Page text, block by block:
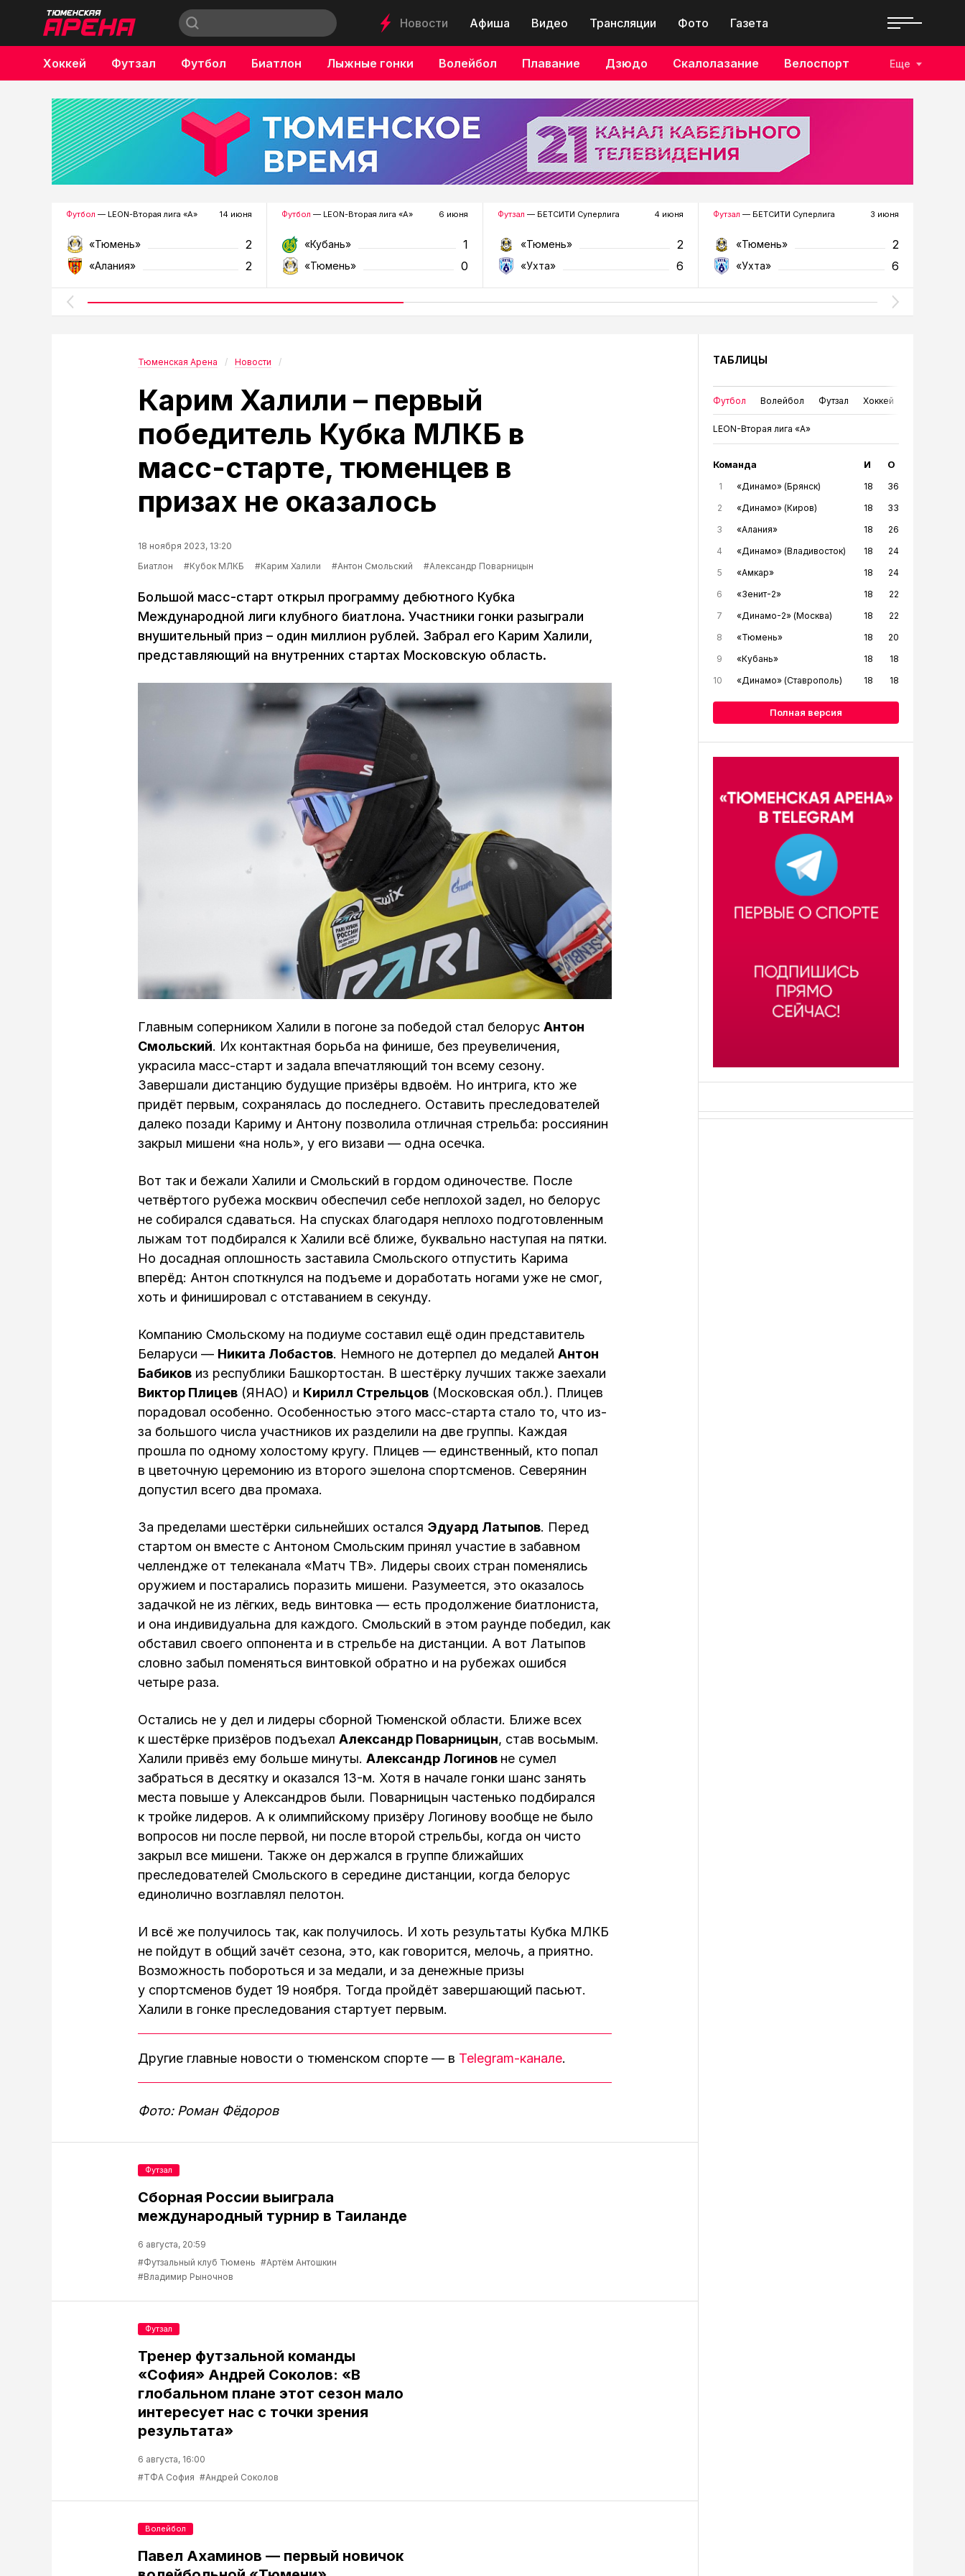
Новости Афиша Видео Трансляции Фото Газета
Хоккей Футзал Футбол Биатлон Лыжные гонки Волейбол Плавание Дзюдо Скалолазание Велоспорт
Бокс
Еще
Футбол — LEON-Вторая лига «А» 14 июня
«Тюмень» 2
«Алания» 2
Футбол — LEON-Вторая лига «А» 6 июня
«Кубань» 1
«Тюмень» 0
Футзал — БЕТСИТИ Суперлига 4 июня
«Тюмень» 2
«Ухта» 6
Футзал — БЕТСИТИ Суперлига 3 июня
«Тюмень» 2
«Ухта» 6
Тюменская Арена Новости
Карим Халили – первый
победитель Кубка МЛКБ в
масс-старте, тюменцев в
призах не оказалось
18 ноября 2023, 13:20
Биатлон
#Кубок МЛКБ #Карим Халили #Антон Смольский #Александр Поварницын
Большой масс-старт открыл программу дебютного Кубка
Международной лиги клубного биатлона. Участники гонки разыграли
внушительный приз – один миллион рублей. Забрал его Карим Халили,
представляющий на внутренних стартах Московскую область.
Главным соперником Халили в погоне за победой стал белорус Антон
Смольский. Их контактная борьба на финише, без преувеличения,
украсила масс-старт и задала впечатляющий тон всему сезону.
Завершали дистанцию будущие призёры вдвоём. Но интрига, кто же
придёт первым, сохранялась до последнего. Оставить преследователей
далеко позади Кариму и Антону позволила отличная стрельба: россиянин
закрыл мишени «на ноль», у его визави — одна осечка.
Вот так и бежали Халили и Смольский в гордом одиночестве. После
четвёртого рубежа москвич обеспечил себе неплохой задел, но белорус
не собирался сдаваться. На спусках благодаря неплохо подготовленным
лыжам тот подбирался к Халили всё ближе, буквально наступая на пятки.
Но досадная оплошность заставила Смольского отпустить Карима
вперёд: Антон споткнулся на подъеме и доработать ногами уже не смог,
хоть и финишировал с отставанием в секунду.
Компанию Смольскому на подиуме составил ещё один представитель
Беларуси — Никита Лобастов. Немного не дотерпел до медалей Антон
Бабиков из республики Башкортостан. В шестёрку лучших также заехали
Виктор Плицев (ЯНАО) и Кирилл Стрельцов (Московская обл.). Плицев
порадовал особенно. Особенностью этого масс-старта стало то, что из-
за большого числа участников их разделили на две группы. Каждая
прошла по одному холостому кругу. Плицев — единственный, кто попал
в цветочную церемонию из второго эшелона спортсменов. Северянин
допустил всего два промаха.
За пределами шестёрки сильнейших остался Эдуард Латыпов. Перед
стартом он вместе с Антоном Смольским принял участие в забавном
челлендже от телеканала «Матч ТВ». Лидеры своих стран поменялись
оружием и постарались поразить мишени. Разумеется, это оказалось
задачкой не из лёгких, ведь винтовка — есть продолжение биатлониста,
и она индивидуальна для каждого. Смольский в этом раунде победил, как
обставил своего оппонента и в стрельбе на дистанции. А вот Латыпов
словно забыл поменяться винтовкой обратно и на рубежах ошибся
четыре раза.
Остались не у дел и лидеры сборной Тюменской области. Ближе всех
к шестёрке призёров подъехал Александр Поварницын, став восьмым.
Халили привёз ему больше минуты. Александр Логинов не сумел
забраться в десятку и оказался 13-м. Хотя в начале гонки шанс занять
места повыше у Александров были. Поварницын частенько подбирался
к тройке лидеров. А к олимпийскому призёру Логинову вообще не было
вопросов ни после первой, ни после второй стрельбы, когда он чисто
закрыл все мишени. Также он держался в группе ближайших
преследователей Смольского в середине дистанции, когда белорус
единолично возглавлял пелотон.
И всё же получилось так, как получилось. И хоть результаты Кубка МЛКБ
не пойдут в общий зачёт сезона, это, как говорится, мелочь, а приятно.
Возможность побороться и за медали, и за денежные призы
у спортсменов будет 19 ноября. Тогда пройдёт завершающий пасьют.
Халили в гонке преследования стартует первым.
Другие главные новости о тюменском спорте — в Telegram-канале.
Фото: Роман Фёдоров
Сборная России выиграла
международный турнир в Таиланде
6 августа, 20:59
#Футзальный клуб Тюмень #Артём Антошкин
#Владимир Рыночнов
Футзал
Тренер футзальной команды
«София» Андрей Соколов: «В
глобальном плане этот сезон мало
интересует нас с точки зрения
результата»
6 августа, 16:00
#ТФА София #Андрей Соколов
Футзал
Павел Ахаминов — первый новичок
Волейбол
ТАБЛИЦЫ
Футбол Волейбол Футзал Хоккей
LEON-Вторая лига «А»
Команда И О
1 «Динамо» (Брянск) 18
36
2
«Динамо» (Киров) 18
33
3
«Алания» 18
26
4
«Динамо» (Владивосток) 18
24
5
«Амкар» 18
24
6
«Зенит-2» 18
22
7
«Динамо-2» (Москва) 18
22
8
«Тюмень» 18
20
9
«Кубань» 18
18
10
«Динамо» (Ставрополь) 18 18
Полная версия